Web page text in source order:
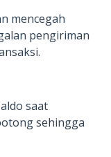
mencegah
pengiriman
saat
sehingga